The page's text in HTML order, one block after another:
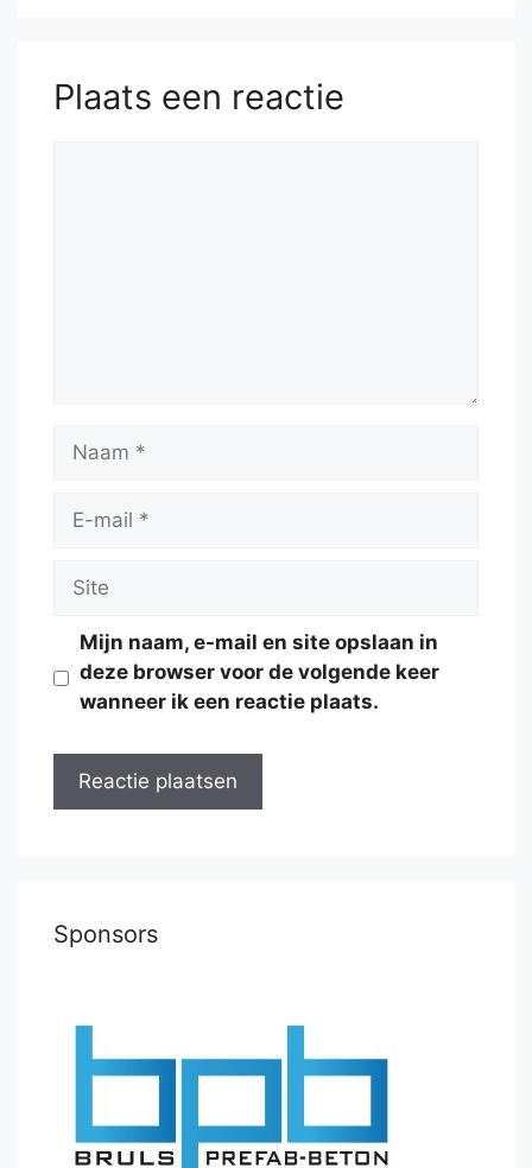
Plaats een reactie
Naam
Site
Mijn naam, e-mail en site opslaan in
deze browser voor de volgende keer
wanneer ik een reactie plaats.
Sponsors